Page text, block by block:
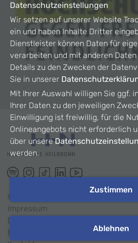
©
Impressum
Datenschutz
Barrierefreiheit
Datenschutzeinstellungen
Wir setzen auf unserer Website
ein und haben Inhalte Dritter
Dienstleister können Daten für
verarbeiten und mit anderen
Details zu den Zwecken der
Sie in unserer
Mit Ihrer Auswahl willigen Sie ggf.
Ihrer Daten zu den jeweiligen
Einwilligung ist freiwillig, für die
Onlineangebots nicht erforderlich
über unsere
werden.
Zustimmen
Ablehnen